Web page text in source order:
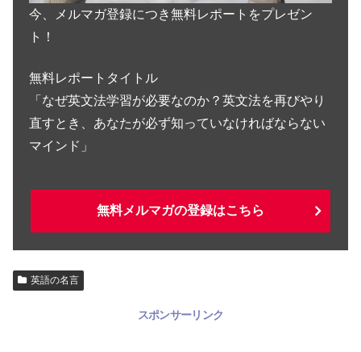
今、メルマガ登録につき無料レポートをプレゼン
ト！
無料レポートタイトル
「なぜ英文法学習が必要なのか？英文法を再びやり
直すとき、あなたが必ず知っていなければならない
マインド」
無料メルマガの登録はこちら
英語の名言
スポンサーリンク